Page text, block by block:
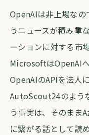
OpenAIは非上場な
うニュースが積み重
ーションに対する市
MicrosoftはOpenAI
OpenAIのAPIを法人
AutoScout24のよう
う事実は、そのまま
に繋がる話として読め